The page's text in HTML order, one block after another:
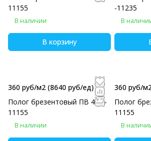
11155
В наличии
В корзину
-11235
В
360 руб/м2 (8640 руб/eд)
Полог брезентовый ПВ 4х6 -
11155
В наличии
360 руб/
Полог
11155
В